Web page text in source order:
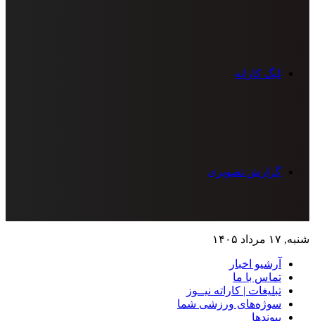
لیگ کاراته
گزارش تصویری
شنبه, ۱۷ مرداد ۱۴۰۵
آرشیو اخبار
تماس‌ با‌ ما
تبلیغات | کاراته نیــوز
سوژه‌های ورزشی شما
پیوندها